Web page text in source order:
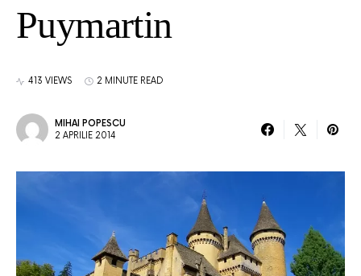
Puymartin
413 VIEWS 2 MINUTE READ
MIHAI POPESCU
2 APRILIE 2014